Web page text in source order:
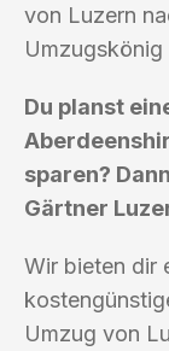
von Luzern
Umzugskönig
Du planst
sparen?
Gärtner
Wir bieten dir
Umzug von